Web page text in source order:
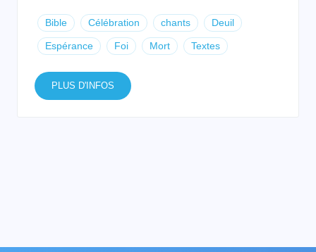
Bible Célébration chants Deuil
Espérance Foi Mort Textes
PLUS D'INFOS